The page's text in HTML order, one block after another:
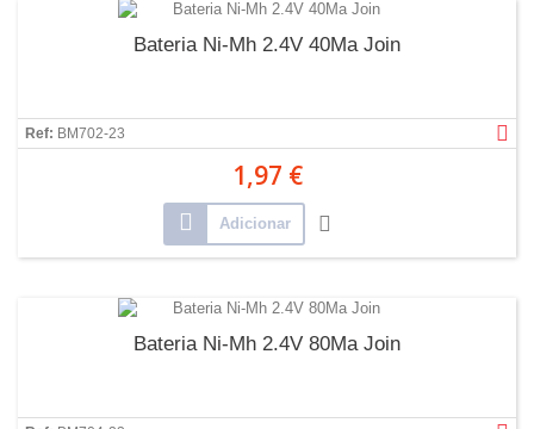
Bateria Ni-Mh 2.4V 40Ma Join
Ref: BM702-23
1,97 €
Adicionar
Bateria Ni-Mh 2.4V 80Ma Join